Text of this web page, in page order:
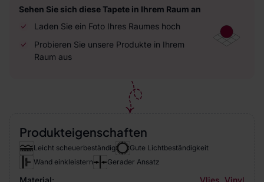
Sehen Sie sich diese Tapete in Ihrem Raum an
Laden Sie ein Foto Ihres Raumes hoch
Probieren Sie unsere Produkte in Ihrem
Raum aus
Produkteigenschaften
Leicht scheuerbeständig
Gute Lichtbeständigkeit
Wand einkleistern
Gerader Ansatz
Material: Vlies Vinyl